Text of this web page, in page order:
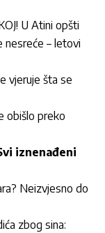
U Atini opšti
nesreće – letovi
vjeruje šta se
obišlo preko
iznenađeni
Neizvjesno do
zbog sina: